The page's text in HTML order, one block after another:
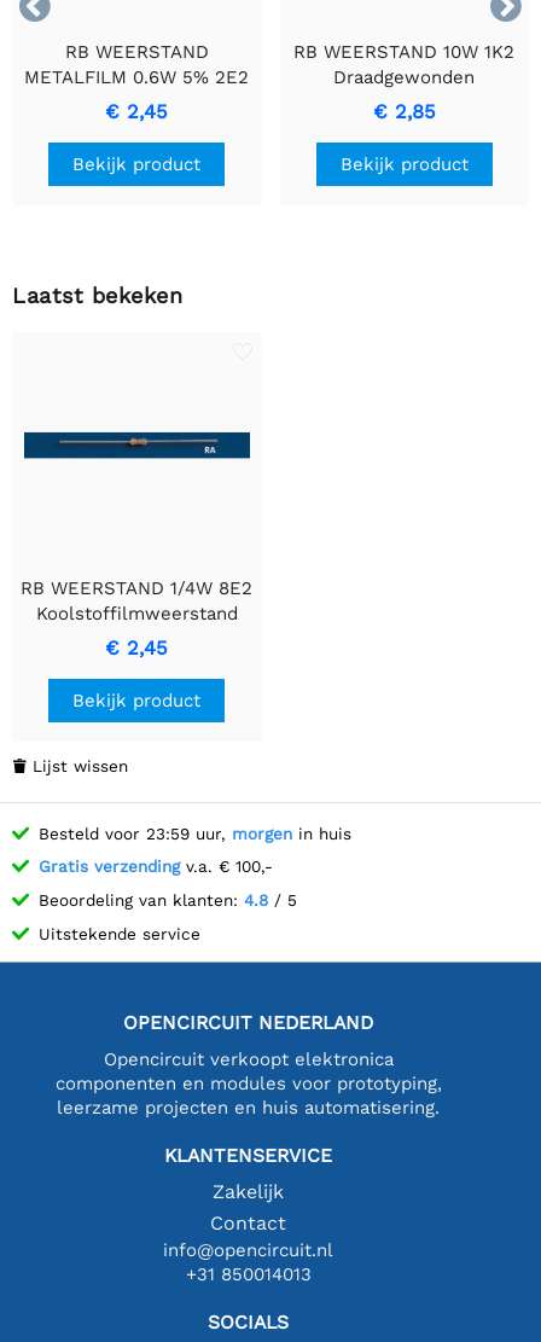
RB WEERSTAND
METALFILM 0.6W 5% 2E2
- Duurzame
Precisieweerstand
€ 2,45
Bekijk product
RB WEERSTAND 10W 1K2
Draadgewonden
Cementweerstand met
Keramische Behuizing
€ 2,85
Bekijk product
Laatst bekeken
RB WEERSTAND 1/4W 8E2
Koolstoffilmweerstand
€ 2,45
Bekijk product
 Lijst wissen
Besteld voor 23:59 uur, morgen in huis
Gratis verzendingv.a. € 100,-
Beoordeling van klanten: 4.8 / 5
Uitstekende service
OPENCIRCUIT NEDERLAND
Opencircuit verkoopt elektronica
componenten en modules voor prototyping,
leerzame projecten en huis automatisering.
KLANTENSERVICE
Zakelijk
Contact
info@opencircuit.nl
+31 850014013
SOCIALS